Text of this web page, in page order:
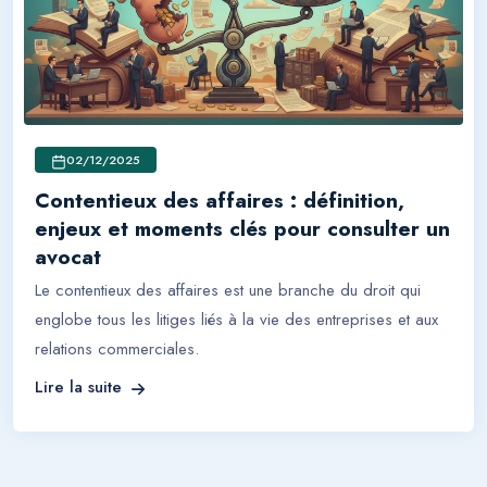
02/12/2025
Contentieux des affaires : définition,
enjeux et moments clés pour consulter un
avocat
Le contentieux des affaires est une branche du droit qui
englobe tous les litiges liés à la vie des entreprises et aux
relations commerciales.
Lire la suite